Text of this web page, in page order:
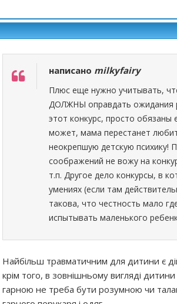
написано milkyfairy
Плюс еще нужно учитывать,
ДОЛЖНЫ оправдать ожидания
этот конкурс, просто обязаны
может, мама перестанет
неокрепшую детскую психику!
соображений не вожу на
т.п. Другое дело конкурсы, в
умениях (если там
такова, что честность мало
испытывать маленького
Найбільш травматичним для дитини є
крім того, в зовнішньому вигляді
гарною не треба бути розумною чи